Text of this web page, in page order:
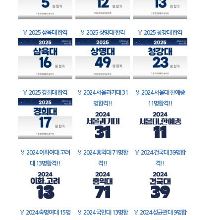
🏅 2025 삼육대 합격 🏅 2025 상명대 합격 🏅 2025 청강대 합격
🏅 2025 경희대 합격 🏅 2024 서울과기대 31
명합격!!
🏅 2024 서울대 한예종
11명합격!!
🏅 2024 이화여대 고려
대 13명합격!!
🏅 2024 홍익대 71명합
격!!
🏅 2024 건국대 39명합
격!!
🏅 2024 숙명여대 15명
🏅 2024 국민대 13명합
🏅 2024 성균관대 9명합